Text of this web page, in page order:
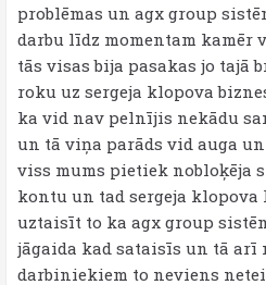
problēmas un agx group
darbu līdz momentam kamēr
tās visas bija pasakas jo tajā
roku uz sergeja klopova
ka vid nav pelnījis nekādu
un tā viņa parāds vid auga
viss mums pietiek nobloķēja
kontu un tad sergeja klopova
uztaisīt to ka agx group
jāgaida kad sataisīs un tā arī
darbiniekiem to neviens